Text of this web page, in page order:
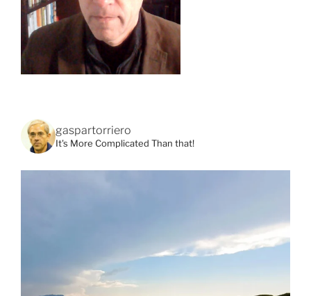
gaspartorriero
It's More Complicated Than that!